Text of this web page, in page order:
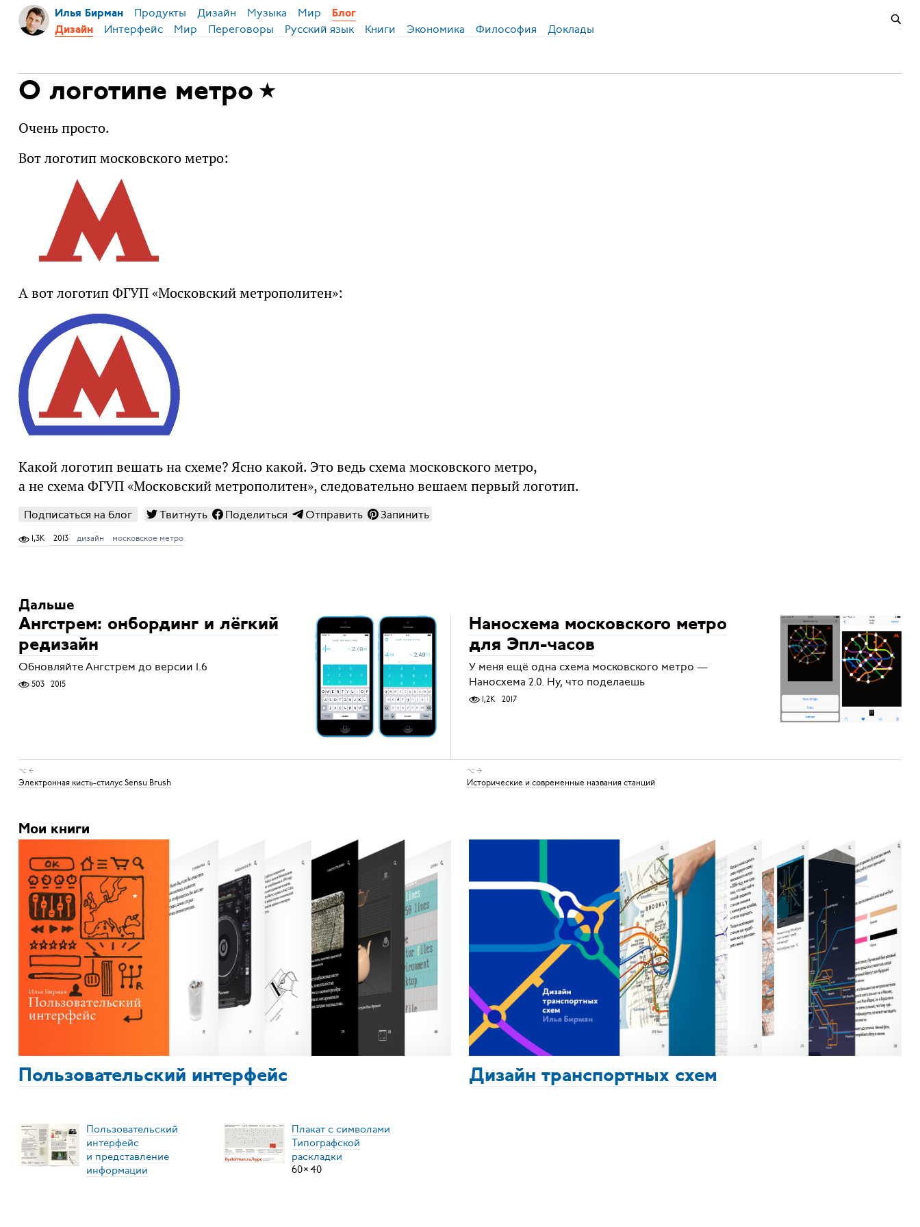
Илья Бирман Продукты Дизайн Музыка Мир
Блог
Дизайн
Интерфейс Мир Переговоры Русский язык Книги Экономика Философия Доклады
О логотипе метро
Очень просто.
Вот логотип московского метро:
А вот логотип ФГУП «Московский метрополитен»:
Какой логотип вешать на схеме? Ясно какой. Это ведь схема московского метро,
а не схема ФГУП «Московский метрополитен», следовательно вешаем первый логотип.
Подписаться на блог Твитнуть Поделиться Отправить Запинить
1,3K 2013 дизайн московское метро
Дальше
Ангстрем: онбординг и лёгкий
редизайн
Обновляйте Ангстрем до версии 1.6
503 2015
Наносхема московского метро
для Эпл-часов
У меня ещё одна схема московского метро —
Наносхема 2.0. Ну, что поделаешь
1,2K 2017
⌥ ←
Электронная кисть-стилус Sensu Brush
⌥ →
Исторические и современные названия станций
Мои книги
Пользовательский интерфейс Дизайн транспортных схем
Пользовательский
интерфейс
и представление
информации
Плакат с символами
Типографской
раскладки
60×40